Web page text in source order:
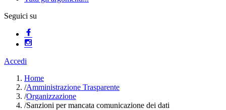
Seguici su
Accedi
Home
/Amministrazione Trasparente
/Organizzazione
/Sanzioni per mancata comunicazione dei dati